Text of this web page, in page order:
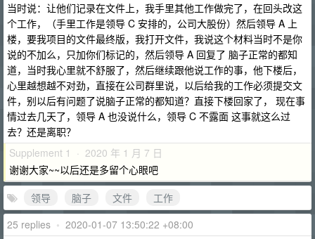
当时说：让他们记录在文件上，我手里其他工作做完了，在回头改这
个工作，（手里工作是领导 C 安排的，公司大股份）然后领导 A 上
楼，要我项目的文件最终版，我打开文件，我说这个材料当时不是你
说的不加么，只加你们标记的，然后领导 A 回复了 脑子正常的都知
道，当时我心里就不舒服了，然后继续跟他说工作的事，他下楼后，
心里越想越不对劲，直接在公司群里说，以后给我的工作必须提交文
件，别以后有问题了说脑子正常的都知道？直接下楼回家了， 现在事
情过去几天了，领导 A 也没说什么，领导 C 不露面 这事就这么过
去？还是离职？
Supplement 1 · 2020 年 1 月 7 日
谢谢大家~~以后还是多留个心眼吧
领导
脑子 文件
工作
25 replies • 2020-01-07 13:50:22 +08:00